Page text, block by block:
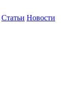
Статьи Новости